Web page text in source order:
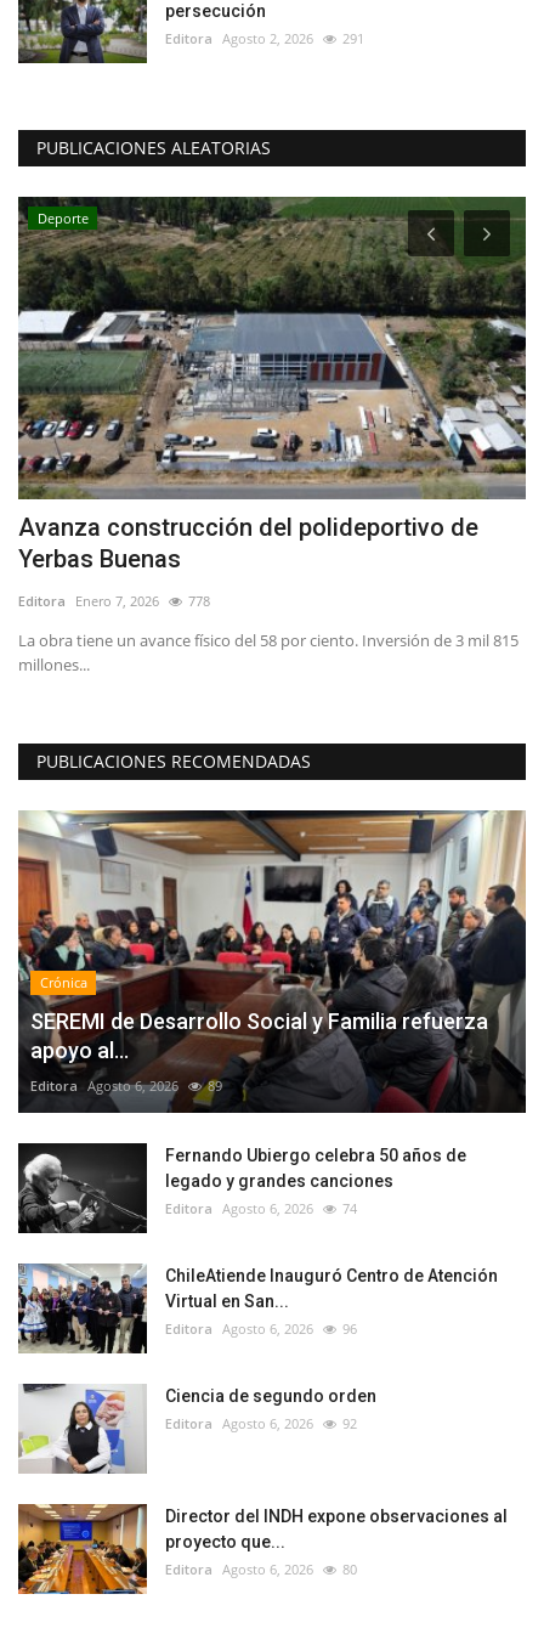
persecución
Editora Agosto 2, 2026 291
PUBLICACIONES ALEATORIAS
Deporte
Avanza construcción del polideportivo de
Yerbas Buenas
Editora Enero 7, 2026 778
La obra tiene un avance físico del 58 por ciento. Inversión de 3 mil 815
millones...
PUBLICACIONES RECOMENDADAS
Crónica
SEREMI de Desarrollo Social y Familia refuerza
apoyo al...
Editora Agosto 6, 2026 89
Fernando Ubiergo celebra 50 años de
legado y grandes canciones
Editora Agosto 6, 2026 74
ChileAtiende Inauguró Centro de Atención
Virtual en San...
Editora Agosto 6, 2026 96
Ciencia de segundo orden
Editora Agosto 6, 2026 92
Director del INDH expone observaciones al
proyecto que...
Editora Agosto 6, 2026 80